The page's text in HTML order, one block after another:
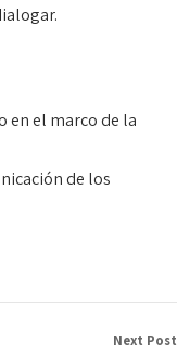
en el marco de la
de los
Next Post